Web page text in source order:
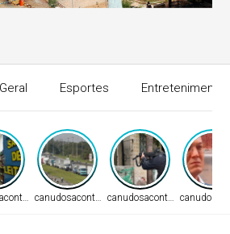
Geral Esportes Entretenimento
canudosacontece.comcanudosacontece.com